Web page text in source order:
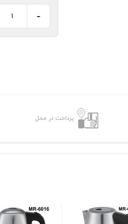
برقی
-
پرداخت در محل